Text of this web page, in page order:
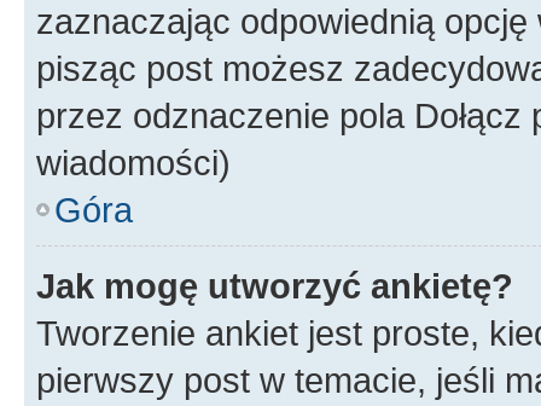
zaznaczając odpowiednią
pisząc post możesz
przez odznaczenie pola
wiadomości)
Góra
Jak mogę utworzyć ankietę?
Tworzenie ankiet jest proste,
pierwszy post w temacie, jeśli